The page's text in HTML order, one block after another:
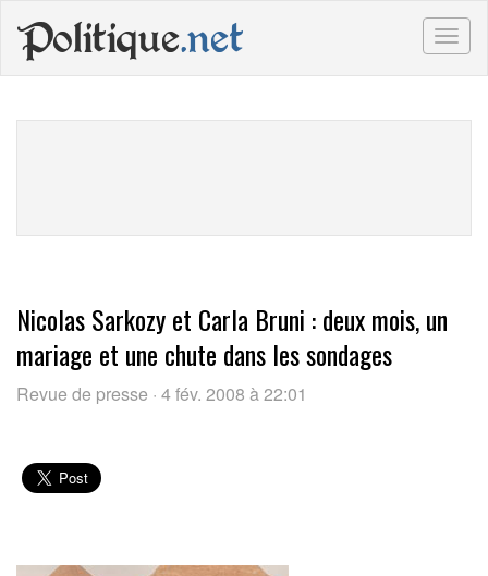
Politique.net
Nicolas Sarkozy et Carla Bruni : deux mois, un
mariage et une chute dans les sondages
Revue de presse · 4 fév. 2008 à 22:01